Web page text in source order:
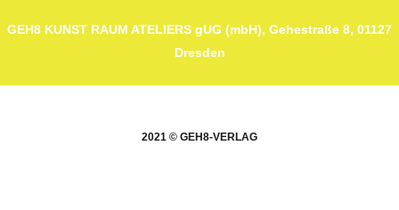
GEH8 KUNST RAUM ATELIERS gUG (mbH), Gehestraße 8, 01127
Dresden
2021 © GEH8-VERLAG